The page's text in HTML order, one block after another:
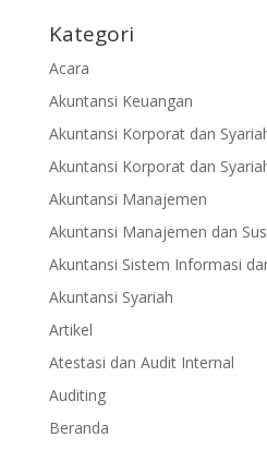
Kategori
Acara
Akuntansi Keuangan
Akuntansi Korporat dan
Akuntansi Korporat dan
Akuntansi Manajemen
Akuntansi Manajemen dan
Akuntansi Sistem Informasi
Akuntansi Syariah
Artikel
Atestasi dan Audit Internal
Auditing
Beranda